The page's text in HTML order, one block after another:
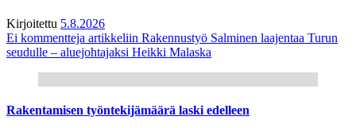
Kirjoitettu 5.8.2026
Ei kommentteja artikkeliin Rakennustyö Salminen laajentaa Turun
seudulle – aluejohtajaksi Heikki Malaska
Rakentamisen työntekijämäärä laski edelleen